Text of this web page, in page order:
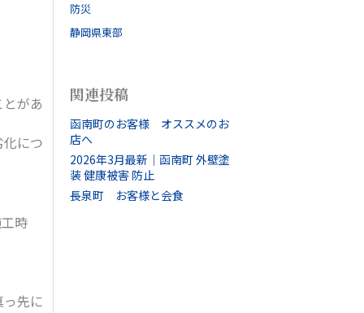
があ
につ
時
先に
防災
静岡県東部
関連投稿
函南町のお客様 オススメのお
店へ
2026年3月最新｜函南町 外壁塗
装 健康被害 防止
長泉町 お客様と会食